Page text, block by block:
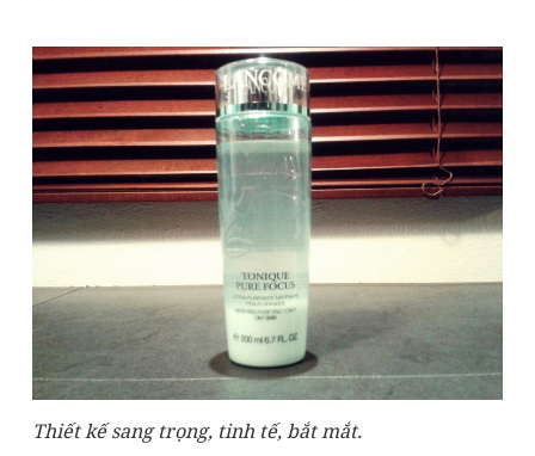
Thiết kế sang trọng, tinh tế, bắt mắt.